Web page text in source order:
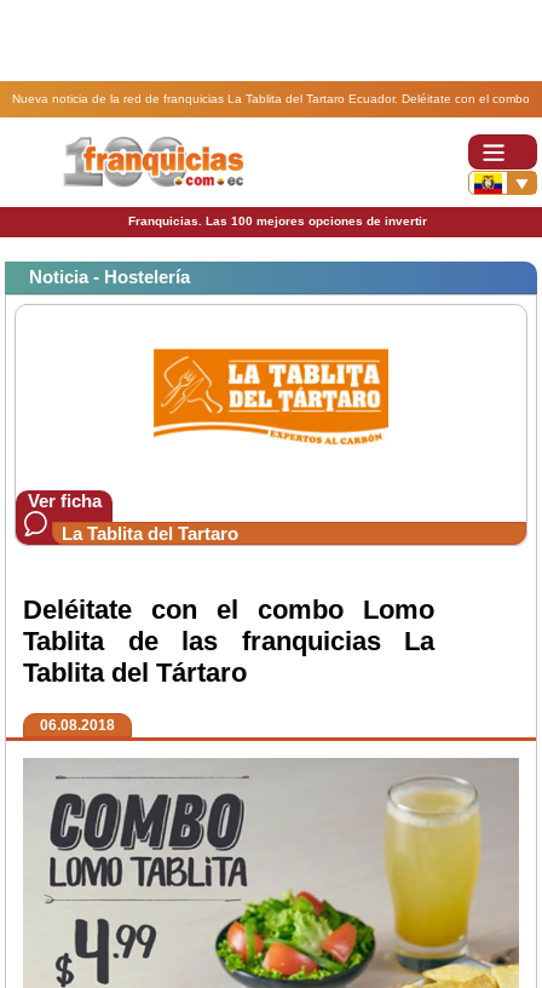
Nueva noticia de la red de franquicias La Tablita del Tartaro Ecuador. Deléitate con el combo
Lomo Tablita de las franquicias La Tablita del Tártaro.
Franquicias. Las 100 mejores opciones de invertir
Noticia - Hostelería
Ver ficha
La Tablita del Tartaro
Deléitate con el combo Lomo
Tablita de las franquicias La
Tablita del Tártaro
06.08.2018